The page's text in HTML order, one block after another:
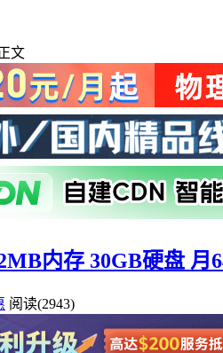
文
内存 30GB硬盘 月
阅读(2943)